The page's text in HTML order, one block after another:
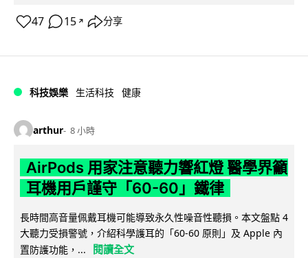
47 15 ↗ 分享
科技娛樂 生活科技 健康
arthur 8 小時
AirPods 用家注意聽力響紅燈 醫學界籲
耳機用戶謹守「60-60」鐵律
長時間高音量佩戴耳機可能導致永久性噪音性聽損。本文盤點 4
大聽力受損警號，介紹科學護耳的「60-60 原則」及 Apple 內
置防護功能，...
閱讀全文